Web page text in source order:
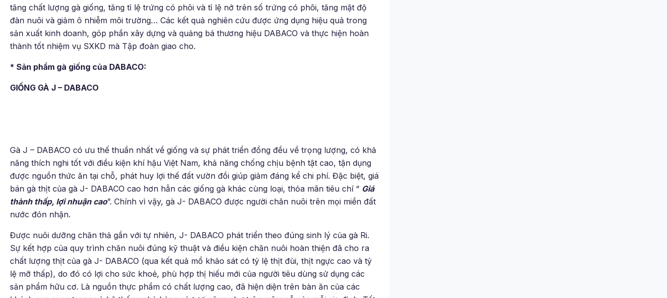
tăng chất lượng gà giống, tăng tỉ lệ trứng có phôi và tỉ lệ nở trên số trứng có phôi, tăng mật độ
đàn nuôi và giảm ô nhiễm môi trường… Các kết quả nghiên cứu được ứng dụng hiệu quả trong
sản xuất kinh doanh, góp phần xây dựng và quảng bá thương hiệu DABACO và thực hiện hoàn
thành tốt nhiệm vụ SXKD mà Tập đoàn giao cho.
* Sản phẩm gà giống của DABACO:
GIỐNG GÀ J – DABACO
Gà J – DABACO có ưu thế thuần nhất về giống và sự phát triển đồng đều về trọng lượng, có khả
năng thích nghi tốt với điều kiện khí hậu Việt Nam, khả năng chống chịu bệnh tật cao, tận dụng
được nguồn thức ăn tại chỗ, phát huy lợi thế đất vườn đồi giúp giảm đáng kể chi phí. Đặc biệt, giá
bán gà thịt của gà J- DABACO cao hơn hẳn các giống gà khác cùng loại, thỏa mãn tiêu chí “ Giá
thành thấp, lợi nhuận cao”. Chính vì vậy, gà J- DABACO được người chăn nuôi trên mọi miền đất
nước đón nhận.
Được nuôi dưỡng chăn thả gần với tự nhiên, J- DABACO phát triển theo đúng sinh lý của gà Ri.
Sự kết hợp của quy trình chăn nuôi đúng kỹ thuật và điều kiện chăn nuôi hoàn thiện đã cho ra
chất lượng thịt của gà J- DABACO (qua kết quả mổ khảo sát có tỷ lệ thịt đùi, thịt ngực cao và tỷ
lệ mỡ thấp), do đó có lợi cho sức khoẻ, phù hợp thị hiếu mới của người tiêu dùng sử dụng các
sản phẩm hữu cơ. Là nguồn thực phẩm có chất lượng cao, đã hiện diện trên bàn ăn của các